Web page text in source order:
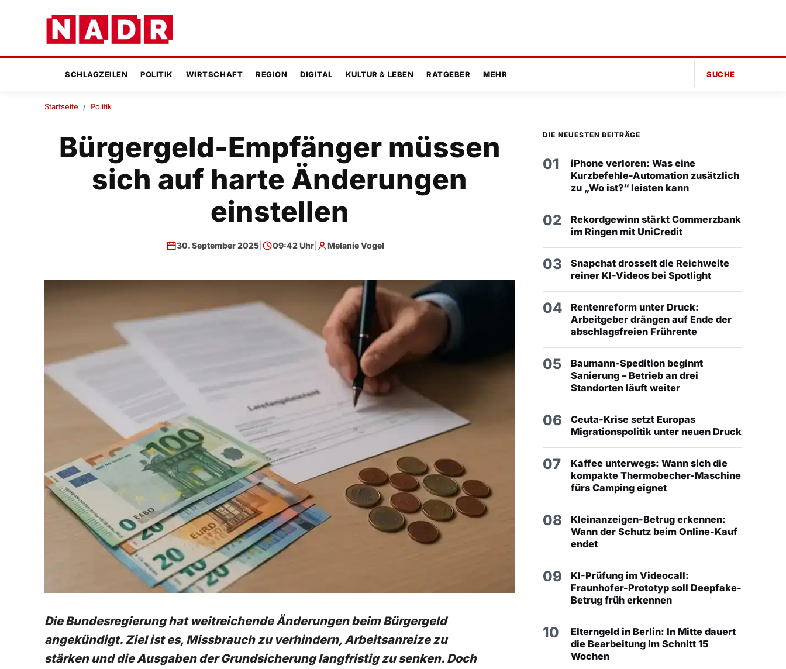
SCHLAGZEILEN POLITIK WIRTSCHAFT REGION DIGITAL KULTUR & LEBEN RATGEBER MEHR SUCHE
Startseite / Politik
Bürgergeld-Empfänger müssen
sich auf harte Änderungen
einstellen
30. September 2025 09:42 Uhr Melanie Vogel
Die Bundesregierung hat weitreichende Änderungen beim Bürgergeld
angekündigt. Ziel ist es, Missbrauch zu verhindern, Arbeitsanreize zu
stärken und die Ausgaben der Grundsicherung langfristig zu senken. Doch
DIE NEUESTEN BEITRÄGE
01
iPhone verloren: Was eine
Kurzbefehle-Automation zusätzlich
zu „Wo ist?“ leisten kann
02
Rekordgewinn stärkt Commerzbank
im Ringen mit UniCredit
03
Snapchat drosselt die Reichweite
reiner KI-Videos bei Spotlight
04
Rentenreform unter Druck:
Arbeitgeber drängen auf Ende der
abschlagsfreien Frührente
05
Baumann-Spedition beginnt
Sanierung – Betrieb an drei
Standorten läuft weiter
06
Ceuta-Krise setzt Europas
Migrationspolitik unter neuen Druck
07
Kaffee unterwegs: Wann sich die
kompakte Thermobecher-Maschine
fürs Camping eignet
08
Kleinanzeigen-Betrug erkennen:
Wann der Schutz beim Online-Kauf
endet
09
KI-Prüfung im Videocall:
Fraunhofer-Prototyp soll Deepfake-
Betrug früh erkennen
10
Elterngeld in Berlin: In Mitte dauert
die Bearbeitung im Schnitt 15
Wochen